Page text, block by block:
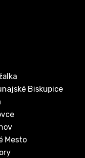
Biskupice
Mesto